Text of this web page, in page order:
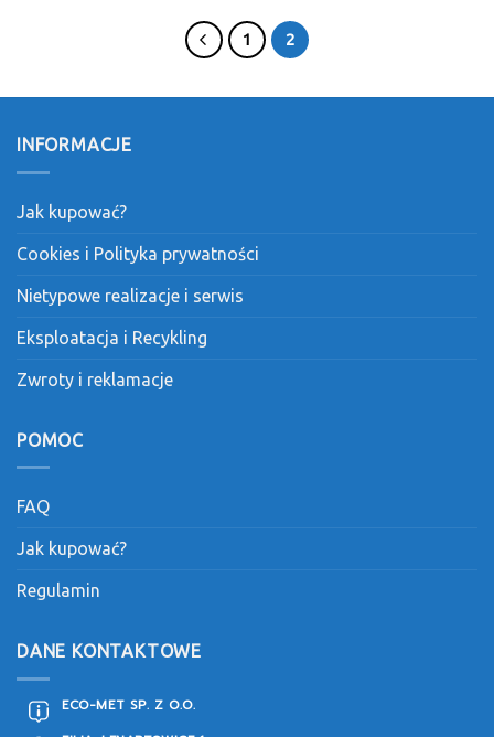
1 2
INFORMACJE
Jak kupować?
Cookies i Polityka prywatności
Nietypowe realizacje i serwis
Eksploatacja i Recykling
Zwroty i reklamacje
POMOC
FAQ
Jak kupować?
Regulamin
DANE KONTAKTOWE
ECO-MET SP. Z O.O.